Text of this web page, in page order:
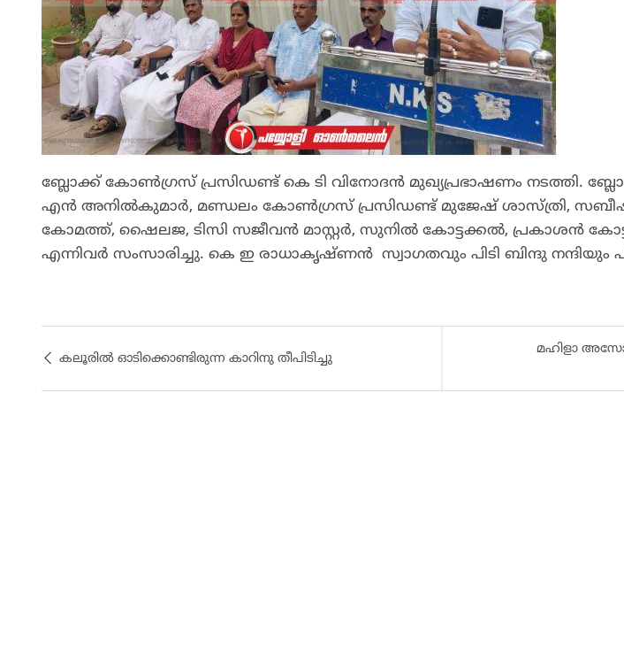
ബ്ലോക്ക് കോൺഗ്രസ് പ്രസിഡണ്ട് കെ ടി വിനോദൻ മുഖ്യപ്രഭാഷണം നടത്തി.
എൻ അനിൽകുമാർ, മണ്ഡലം കോൺഗ്രസ് പ്രസിഡണ്ട് മുജേഷ് ശാസ്ത്രി,
കോമത്ത്, ഷൈലജ, ടിസി സജീവൻ മാസ്റ്റർ, സുനിൽ കോട്ടക്കൽ, പ്രകാശൻ
എന്നിവർ സംസാരിച്ചു. കെ ഇ രാധാകൃഷ്ണൻ സ്വാഗതവും പിടി ബിന്ദു
കലൂരിൽ ഓടിക്കൊണ്ടിരുന്ന കാറിനു തീപിടിച്ചു
മഹിളാ